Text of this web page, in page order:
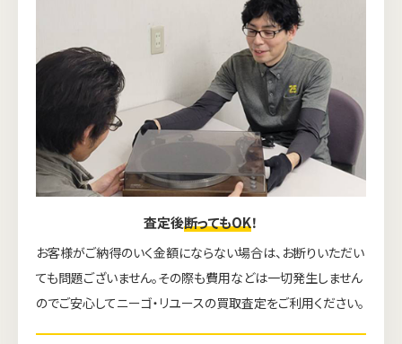
査定後断ってもOK！
お客様がご納得のいく金額にならない場合は、お断りいただい
ても問題ございません。その際も費用などは一切発生しません
のでご安心してニーゴ・リユースの買取査定をご利用ください。